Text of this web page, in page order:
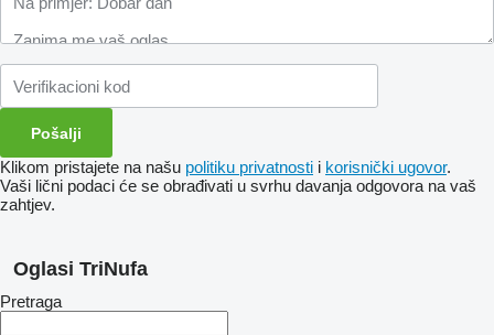
Klikom pristajete na našu politiku privatnosti i korisnički ugovor.
Vaši lični podaci će se obrađivati ​​u svrhu davanja odgovora na vaš
zahtjev.
Oglasi TriNufa
Pretraga